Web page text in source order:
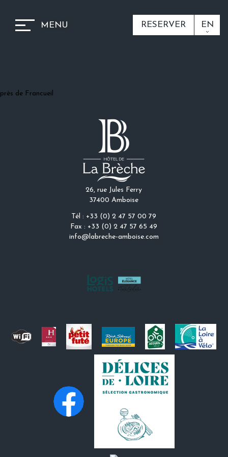
MENU RESERVER EN
près de Francueil
26, rue Jules Ferry
37400 Amboise
Tél : +33 (0) 2 47 57 00 79
Fax : +33 (0) 2 47 57 65 49
info@labreche-amboise.com